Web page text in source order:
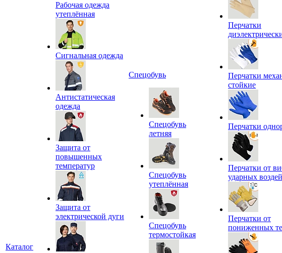
Каталог
Рабочая одежда
утеплённая
Сигнальная одежда
Антистатическая
одежда
Защита от
повышенных
температур
Защита от
электрической дуги
Спецобувь
Спецобувь
летняя
Спецобувь
утеплённая
Спецобувь
термостойкая
Перчатки
Перчатки
стойкие
Перчатки
Перчатки от
ударных
Перчатки от
пониженных